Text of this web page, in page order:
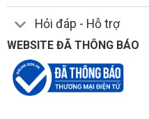
Hỏi đáp - Hỗ trợ
WEBSITE ĐÃ THÔNG BÁO